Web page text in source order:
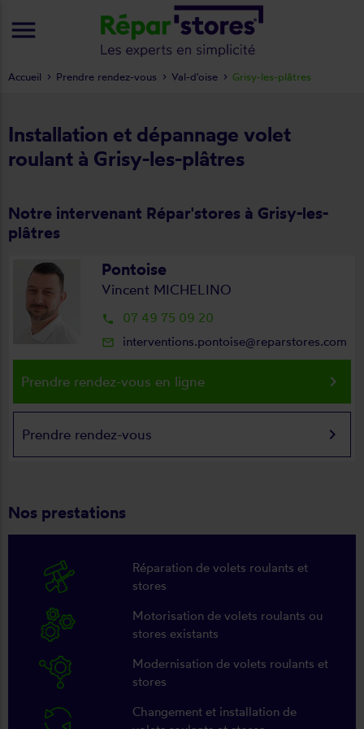
Installation et dépannage volet
roulant à Grisy-les-plâtres
Notre intervenant Répar'stores à Grisy-les-
plâtres
Pontoise
Vincent MICHELINO
local_phone 07 49 75 09 20
mail_outline interventions.pontoise@reparstores.com
Prendre rendez-vous en ligne keyboard_arrow_right
Prendre rendez-vous keyboard_arrow_right
Nos prestations
Réparation de volets roulants et
stores
Motorisation de volets roulants ou
stores existants
Modernisation de volets roulants et
stores
Changement et installation de
Accueil Prendre rendez-vous Val-d'oise Grisy-les-plâtres
menu